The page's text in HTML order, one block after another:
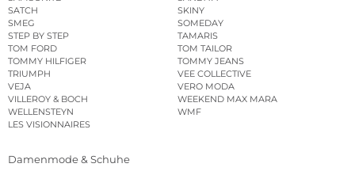
SATCH
SKINY
SMEG
SOMEDAY
STEP BY STEP
TAMARIS
TOM FORD
TOM TAILOR
TOMMY HILFIGER
TOMMY JEANS
TRIUMPH
VEE COLLECTIVE
VEJA
VERO MODA
VILLEROY & BOCH
WEEKEND MAX MARA
WELLENSTEYN
WMF
LES VISIONNAIRES
Damenmode & Schuhe